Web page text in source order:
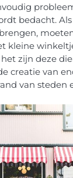
bedacht.
kleine
zijn deze
creatie van
van steden